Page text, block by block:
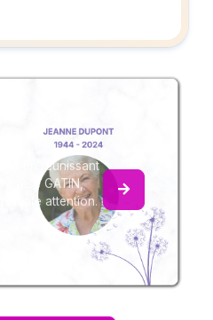
en réunissant
GATIN,
attention.